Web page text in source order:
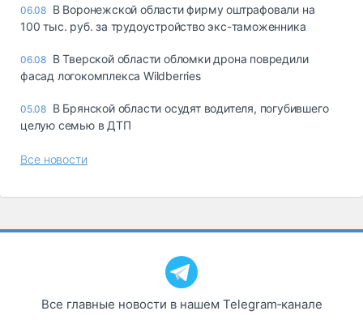
06.08 В Воронежской области фирму оштрафовали на
100 тыс. руб. за трудоустройство экс-таможенника
06.08 В Тверской области обломки дрона повредили
фасад логокомплекса Wildberries
05.08 В Брянской области осудят водителя, погубившего
целую семью в ДТП
Все новости
Все главные новости в нашем Telegram‑канале